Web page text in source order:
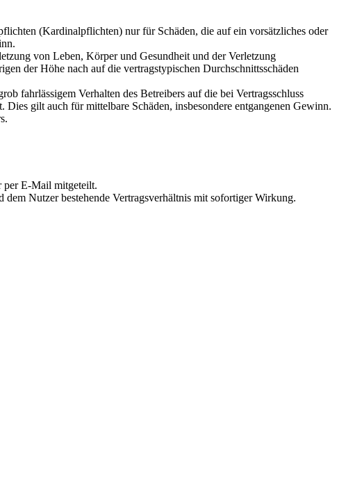
(Kardinalpflichten) nur für Schäden, die auf ein vorsätzliches oder
von Leben, Körper und Gesundheit und der Verletzung
der Höhe nach auf die vertragstypischen Durchschnittsschäden
fahrlässigem Verhalten des Betreibers auf die bei Vertragsschluss
gilt auch für mittelbare Schäden, insbesondere entgangenen Gewinn.
per E-Mail mitgeteilt.
Nutzer bestehende Vertragsverhältnis mit sofortiger Wirkung.